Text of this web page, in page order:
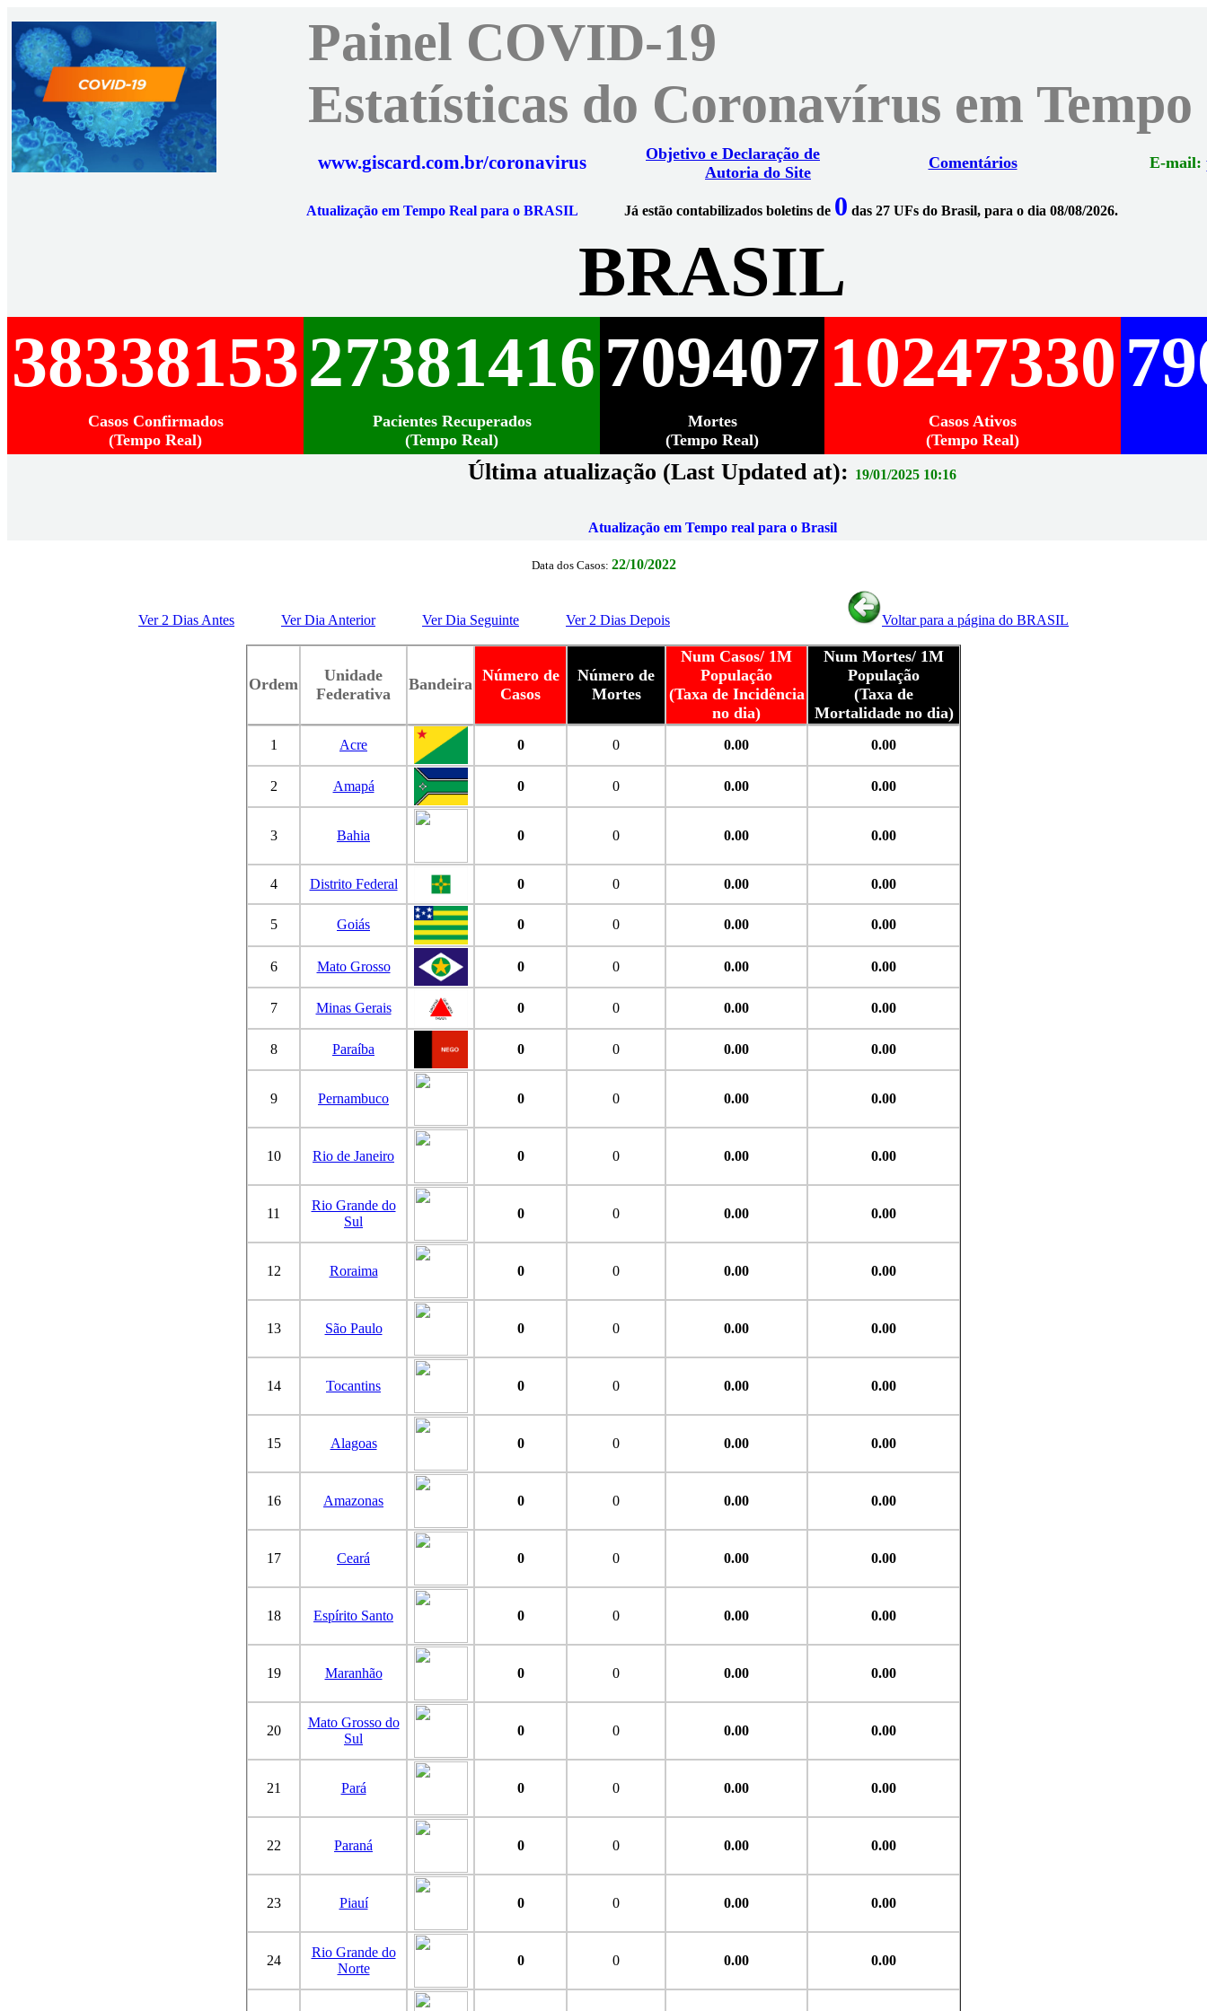
Painel COVID-19
Estatísticas do Coronavírus em Tempo
www.giscard.com.br/coronavirus
Objetivo e Declaração de
Autoria do Site
Comentários E-mail:
Atualização em Tempo Real para o BRASIL Já estão contabilizados boletins de 0 das 27 UFs do Brasil, para o dia 08/08/2026.
BRASIL
3833815327381416709407 10247330
Casos Confirmados
(Tempo Real)
Pacientes Recuperados
(Tempo Real)
Mortes
(Tempo Real)
Casos Ativos
(Tempo Real)
Última atualização (Last Updated at): 19/01/2025 10:16
Atualização em Tempo real para o Brasil
Data dos Casos: 22/10/2022
Ver 2 Dias Antes Ver Dia Anterior Ver Dia Seguinte Ver 2 Dias Depois Voltar para a página do BRASIL
Ordem
Unidade
Federativa
Bandeira Número de
Casos
Número de
Mortes
Num Casos/ 1M
População
(Taxa de Incidência
no dia)
Num Mortes/ 1M
População
(Taxa de
Mortalidade no dia)
1 Acre 0 0 0.00 0.00
2 Amapá 0 0 0.00 0.00
3 Bahia 0 0 0.00 0.00
4 Distrito Federal 0 0 0.00 0.00
5 Goiás 0 0 0.00 0.00
6 Mato Grosso 0 0 0.00 0.00
7 Minas Gerais 0 0 0.00 0.00
8 Paraíba 0 0 0.00 0.00
9 Pernambuco 0 0 0.00 0.00
10 Rio de Janeiro 0 0 0.00 0.00
11
Rio Grande do
Sul
0 0 0.00 0.00
12 Roraima 0 0 0.00 0.00
13 São Paulo 0 0 0.00 0.00
14 Tocantins 0 0 0.00 0.00
15 Alagoas 0 0 0.00 0.00
16 Amazonas 0 0 0.00 0.00
17 Ceará 0 0 0.00 0.00
18 Espírito Santo 0 0 0.00 0.00
19 Maranhão 0 0 0.00 0.00
20
Mato Grosso do
Sul
0 0 0.00 0.00
21 Pará 0 0 0.00 0.00
22 Paraná 0 0 0.00 0.00
23 Piauí 0 0 0.00 0.00
24
Rio Grande do
Norte
0 0 0.00 0.00